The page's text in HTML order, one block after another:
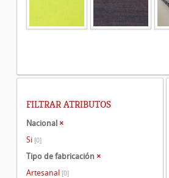
FILTRAR ATRIBUTOS
Nacional ×
Si [0]
Tipo de fabricación ×
Artesanal [0]